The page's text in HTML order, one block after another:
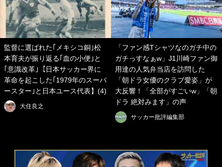
監督に選ばれた｢メキシコ銅｣松
本育夫が振り返る｢血の小便｣と
｢意識改革｣【日本サッカー界に
革命を起こした｢1979年のスーパ
ースター｣と日本ユース代表】(4)
大住良之
「ファン感Tシャツなのガチ中の
ガチっすなぁw」J1川崎ファン御
用達の人気弁当店を訪問した
「朝ドラ女優のクラブ愛姿」が
大反響！「全部がすごいw」「朝
ドラ 絶対みます」の声
サッカー批評編集部